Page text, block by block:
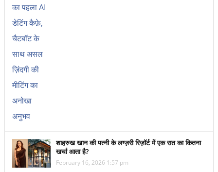
शाहरुख खान की पत्नी के लग्ज़री रिज़ॉर्ट में एक रात का कितना
खर्चा आता है?
February 16, 2026 1:57 pm